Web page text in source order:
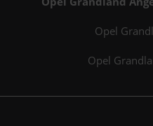
Opel
Opel